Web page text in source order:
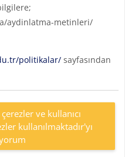
aydinlatma-metinleri/
politikalar/sayfasından
ve kullanıcı
kullanılmaktadır'yı